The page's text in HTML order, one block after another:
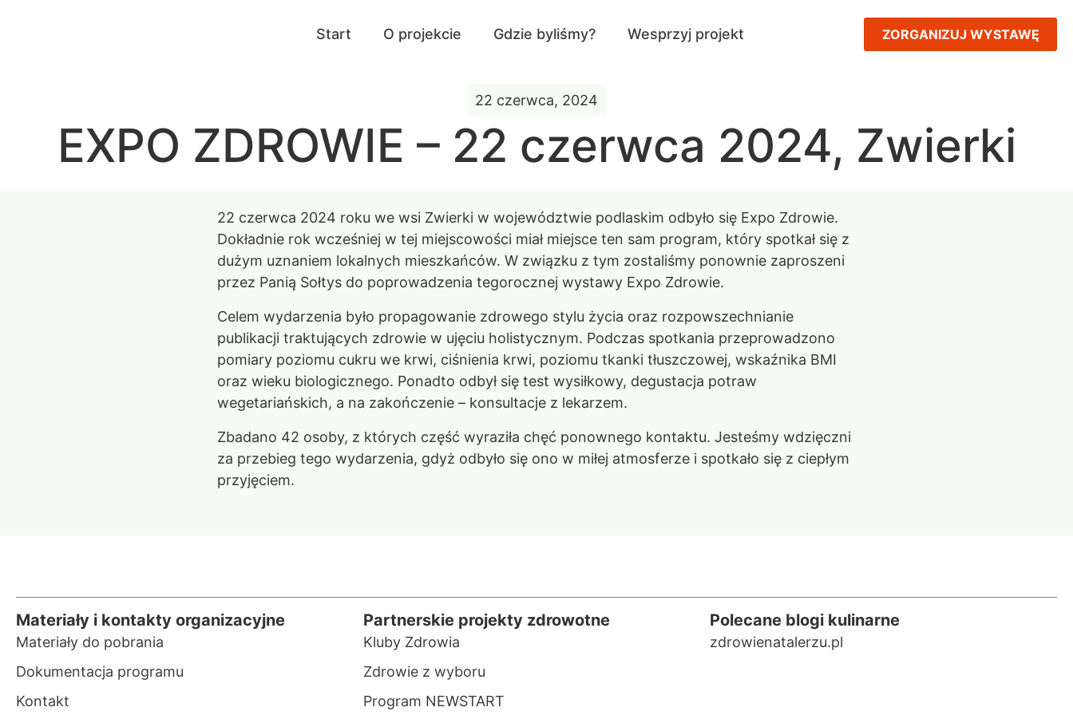
Start O projekcie Gdzie byliśmy? Wesprzyj projekt ZORGANIZUJ WYSTAWĘ
22 czerwca, 2024
EXPO ZDROWIE – 22 czerwca 2024, Zwierki
22 czerwca 2024 roku we wsi Zwierki w województwie podlaskim odbyło się Expo Zdrowie.
Dokładnie rok wcześniej w tej miejscowości miał miejsce ten sam program, który spotkał się z
dużym uznaniem lokalnych mieszkańców. W związku z tym zostaliśmy ponownie zaproszeni
przez Panią Sołtys do poprowadzenia tegorocznej wystawy Expo Zdrowie.
Celem wydarzenia było propagowanie zdrowego stylu życia oraz rozpowszechnianie
publikacji traktujących zdrowie w ujęciu holistycznym. Podczas spotkania przeprowadzono
pomiary poziomu cukru we krwi, ciśnienia krwi, poziomu tkanki tłuszczowej, wskaźnika BMI
oraz wieku biologicznego. Ponadto odbył się test wysiłkowy, degustacja potraw
wegetariańskich, a na zakończenie – konsultacje z lekarzem.
Zbadano 42 osoby, z których część wyraziła chęć ponownego kontaktu. Jesteśmy wdzięczni
za przebieg tego wydarzenia, gdyż odbyło się ono w miłej atmosferze i spotkało się z ciepłym
przyjęciem.
Materiały i kontakty organizacyjne
Materiały do pobrania
Dokumentacja programu
Kontakt
Partnerskie projekty zdrowotne
Kluby Zdrowia
Zdrowie z wyboru
Program NEWSTART
Polecane blogi kulinarne
zdrowienatalerzu.pl